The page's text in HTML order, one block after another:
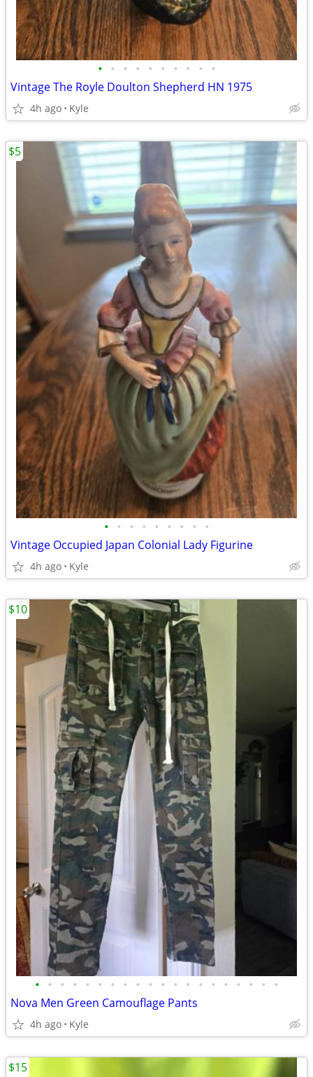
• • • • • • • • • •
Vintage The Royle Doulton Shepherd HN 1975
4h ago Kyle
• • • • • • • • •
Vintage Occupied Japan Colonial Lady Figurine
4h ago Kyle
$5
• • • • • • • • • • • • • • • • • • • •
Nova Men Green Camouflage Pants
4h ago Kyle
$10
$15